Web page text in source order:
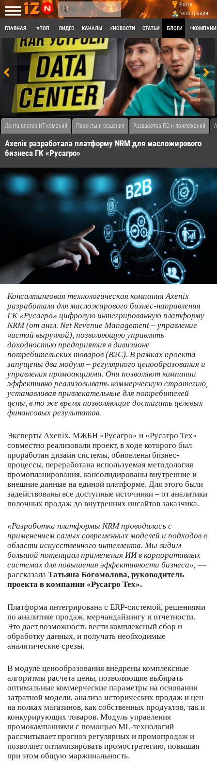
Войти
Регистрация
ГЛАВНАЯ ⭐ТОП ВИДЕО КАНАЛЫ ⚡НОВОСТИ СТАТЬИ БЛОГИ
Лента блогов ИТ-команий Проекты и решения Разработка ПО и приложений
Axenix разработала платформу NRM для масложирового
бизнеса ГК «Русагро»
Консалтинговая технологическая компания Axenix
разработала для масложирового бизнес-направления
ГК «Русагро» цифровую интегрированную платформу
NRM (от англ. Net Revenue Management – управление
чистой выручкой), позволяющую управлять
доходностью предприятия в дивизионе
потребительских товаров (В2С). В рамках проекта
запущены два модуля – регулярного ценообразования и
управления промоакциями. Они позволяют компании
эффективно реализовывать коммерческую стратегию,
устанавливая привлекательные для потребителей
цены, в то же время позволяющие достигать целевых
финансовых результатов.
Эксперты Axenix, МЖБН «Русагро» и «Русагро Тех»
совместно реализовали проект, в ходе которого был
проработан дизайн системы, обновлены бизнес-
процессы, переработана используемая методология
промопланирования, консолидированы внутренние и
внешние данные на единой платформе. Для этого были
задействованы все доступные источники – от аналитики
полочных продаж до внутренних инсайтов заказчика.
«Разработка платформы NRM проводилась с
применением самых современных моделей и подходов в
области искусственного интеллекта. Мы видим
большой потенциал применения ИИ в корпоративных
системах для повышения эффективности бизнеса», —
рассказала Татьяна Богомолова, руководитель
проекта в компании «Русагро Тех».
Платформа интегрирована с ERP-системой, решениями
по аналитике продаж, мерчандайзингу и отчетности.
Это дает возможность вести комплексный сбор и
обработку данных, и получать необходимые
аналитические срезы.
В модуле ценообразования внедрены комплексные
алгоритмы расчета цены, позволяющие выбирать
оптимальные коммерческие параметры на основании
затратной модели, анализа исторических продаж и цен
на полках магазинов, как собственных продуктов, так и
конкурирующих товаров. Модуль управления
промокампаниями с помощью ML-технологий
рассчитывает прогноз регулярных и промопродаж и
позволяет оптимизировать промостратегию, повышая
при этом общую маржинальность.